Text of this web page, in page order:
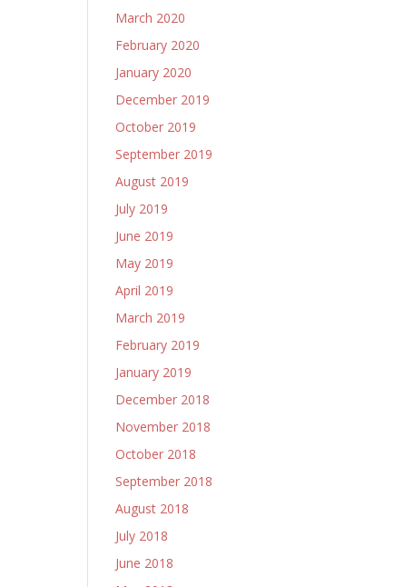
March 2020
February 2020
January 2020
December 2019
October 2019
September 2019
August 2019
July 2019
June 2019
May 2019
April 2019
March 2019
February 2019
January 2019
December 2018
November 2018
October 2018
September 2018
August 2018
July 2018
June 2018